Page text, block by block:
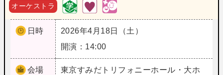
オーケストラ
日時
2026年4月18日（土）
開演：14:00
会場 東京すみだトリフォニーホール・大ホ